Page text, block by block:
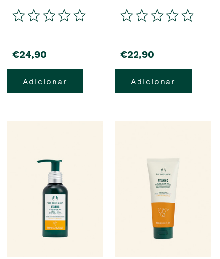
€24,90
Adicionar
€22,90
Adicionar